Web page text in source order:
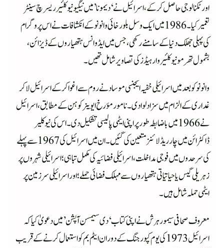
اور ٹکنالوجی حاصل کر کے، اسرائیل نے ‘دیمونا’ میں نیگیو نیوکلئیر ریسرچ سینٹر
تعمیر کیا۔1986 میں ایک وسل بلور خائی وانونو کے انکشافات نے اس پروگرام
کی پہلی جھلک دنیا کے سامنے رکھی، جس میں ایڈوانس ہتھیاروں کے ڈیزائن،
بشمول تھرمو نیوکلئیر وار ہیڈز کی تصاویر شامل تھیں۔
وانونو کو بعد میں اسرائیلی خفیہ ایجنسی موساد نے روم سے اغوا کر کے اسرائیل لا کر
غداری کے الزام میں سزا دلوادی۔نامور مؤرخ ایوینر کوہن کے مطابق، اسرائیل
نے 1966 میں باضابطہ طور پر اپنی ایٹمی پالیسی تشکیل دی۔ اس کی نیوکلیر
ڈاکٹرائن میں چار ریڈ لائنز متعین کی گئیں۔ان میں اسرائیل کی 1967 سے پہلے
کی سرحدوں میں فوجی مداخلت، اسرائیلی فضائیہ کی مکمل تباہی؛ اسرائیلی شہروں پر
زہریلی گیس یا حیاتیاتی ہتھیاروں سے مہلک فضائی حملے؛ اور اسرائیلی سرزمین پر
ایٹمی حملہ شامل ہیں۔
معروف صحافی سیمور ہرش نے اپنی کتاب ‘دی سیمسن آپشن’ میں دعویٰ کیا کہ
اسرائیل 1973 کی یوم کپور جنگ کے دوران ایٹم بم کو استعمال کرنے کے قریب